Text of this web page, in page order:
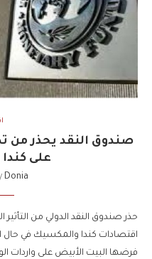
صندوق النقد يحذر من
على
Donia
حذر صندوق النقد الدولي من
اقتصادات كندا والمكسيك في حال
فرضها البيت الأبيض على واردات